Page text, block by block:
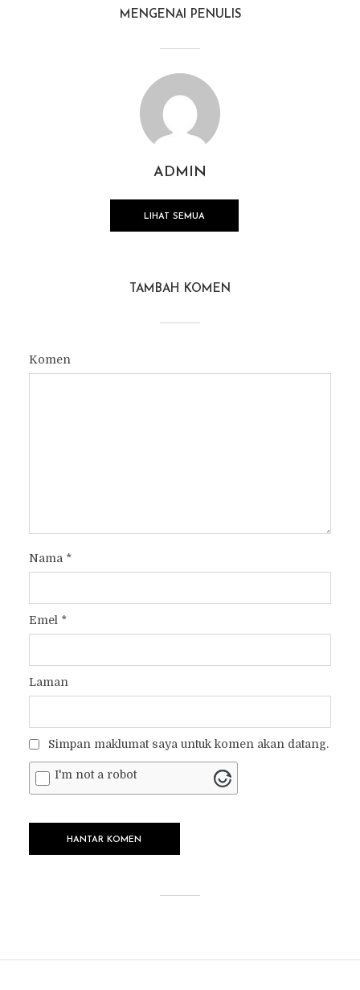
MENGENAI PENULIS
ADMIN
LIHAT SEMUA
TAMBAH KOMEN
Komen
Nama *
Emel *
Laman
Simpan maklumat saya untuk komen akan datang.
I'm not a robot